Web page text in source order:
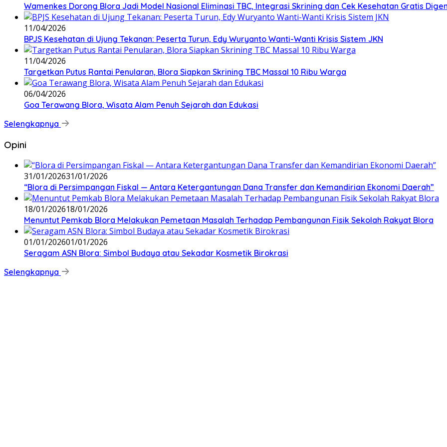
Wamenkes Dorong Blora Jadi Model Nasional Eliminasi TBC, Integrasi Skrining dan Cek Kesehatan Gratis
11/04/2026
BPJS Kesehatan di Ujung Tekanan: Peserta Turun, Edy Wuryanto Wanti-Wanti Krisis Sistem JKN
11/04/2026
‎Targetkan Putus Rantai Penularan, Blora Siapkan Skrining TBC Massal 10 Ribu Warga
06/04/2026
Goa Terawang Blora, Wisata Alam Penuh Sejarah dan Edukasi
Selengkapnya
Opini
31/01/202631/01/2026
‎“Blora di Persimpangan Fiskal — Antara Ketergantungan Dana Transfer dan Kemandirian Ekonomi Daerah”
18/01/202618/01/2026
‎Menuntut Pemkab Blora Melakukan Pemetaan Masalah Terhadap Pembangunan Fisik Sekolah Rakyat Blora
01/01/202601/01/2026
‎Seragam ASN Blora: Simbol Budaya atau Sekadar Kosmetik Birokrasi
Selengkapnya